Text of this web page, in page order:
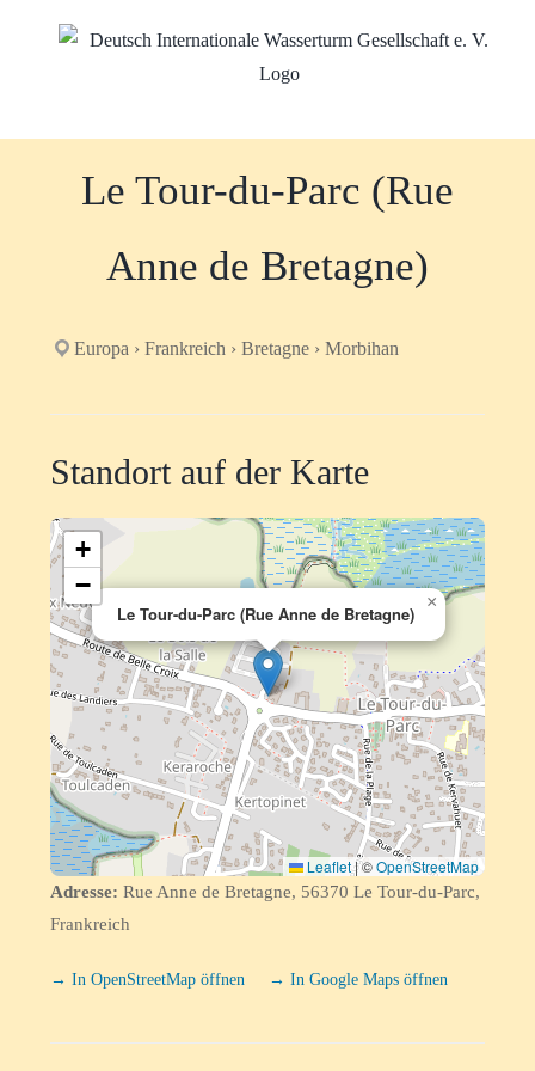
Le Tour-du-Parc (Rue
Anne de Bretagne)
Europa › Frankreich › Bretagne › Morbihan
Standort auf der Karte
Le Tour-du-Parc (Rue Anne de Bretagne)
×
+
−
Leaflet|©OpenStreetMap
Adresse: Rue Anne de Bretagne, 56370 Le Tour-du-Parc,
Frankreich
→ In OpenStreetMap öffnen → In Google Maps öffnen